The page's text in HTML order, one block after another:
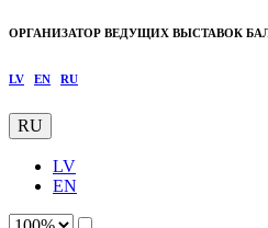
ОРГАНИЗАТОР ВЕДУЩИХ ВЫСТАВОК
LV EN RU
RU
LV
EN